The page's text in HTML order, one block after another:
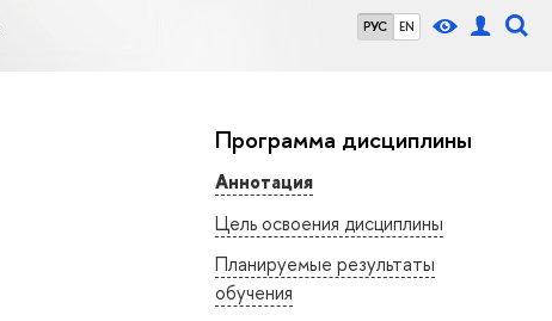
РУС EN
Программа дисциплины
Аннотация
Цель освоения дисциплины
Планируемые результаты
обучения